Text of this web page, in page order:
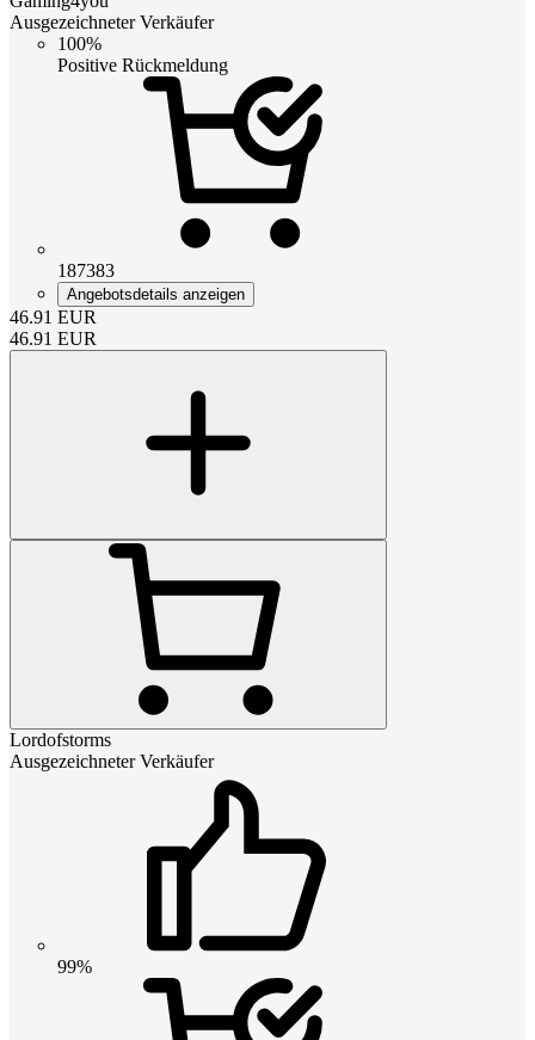
Ausgezeichneter Verkäufer
100%
Positive Rückmeldung
187383
Angebotsdetails anzeigen
46.91 EUR
46.91 EUR
Lordofstorms
Ausgezeichneter Verkäufer
99%